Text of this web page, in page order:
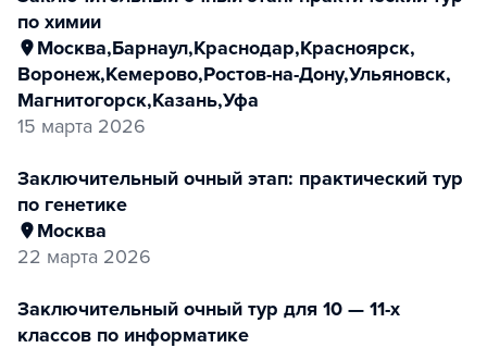
по химии
Москва,Барнаул,Краснодар,Красноярск,
Воронеж,Кемерово,Ростов-на-Дону,Ульяновск,
Магнитогорск,Казань,Уфа
15 марта 2026
заключительный очный этап: практический тур
по генетике
Москва
22 марта 2026
заключительный очный тур для 10 — 11-х
классов по информатике